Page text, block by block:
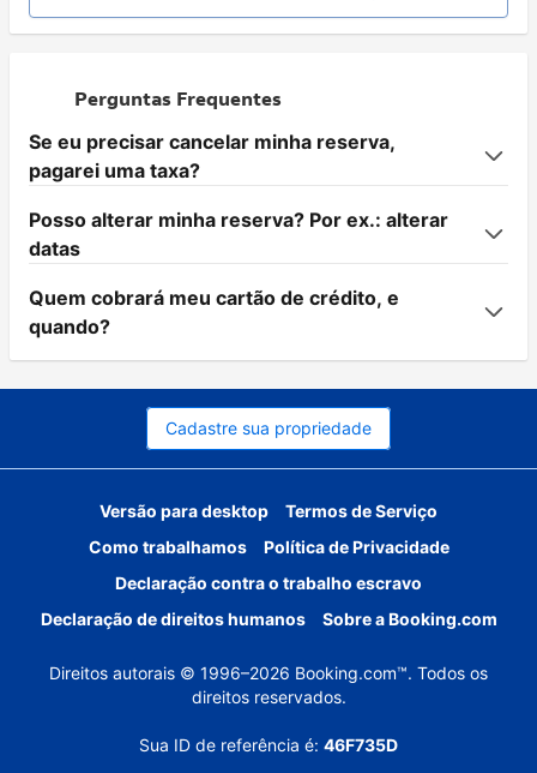
Perguntas Frequentes
Se eu precisar cancelar minha reserva,
pagarei uma taxa?
Posso alterar minha reserva? Por ex.: alterar
datas
Quem cobrará meu cartão de crédito, e
quando?
Cadastre sua propriedade
Versão para desktop
Termos de Serviço
Como trabalhamos
Política de Privacidade
Declaração contra o trabalho escravo
Declaração de direitos humanos
Sobre a Booking.com
Direitos autorais © 1996–2026 Booking.com™. Todos os
direitos reservados.
Sua ID de referência é: 46F735D